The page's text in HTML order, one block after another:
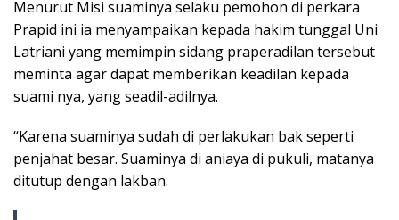
Menurut Misi suaminya selaku pemohon di perkara
Prapid ini ia menyampaikan kepada hakim tunggal Uni
Latriani yang memimpin sidang praperadilan tersebut
meminta agar dapat memberikan keadilan kepada
suami nya, yang seadil-adilnya.
“Karena suaminya sudah di perlakukan bak seperti
penjahat besar. Suaminya di aniaya di pukuli, matanya
ditutup dengan lakban.